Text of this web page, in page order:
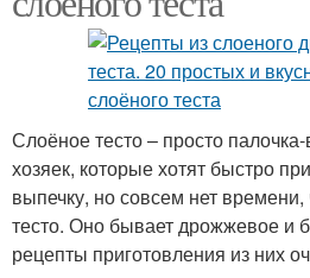
Слоёное тесто – просто
хозяек, которые хотят быстро
выпечку, но совсем нет
тесто. Оно бывает дрожжевое и
рецепты приготовления из них